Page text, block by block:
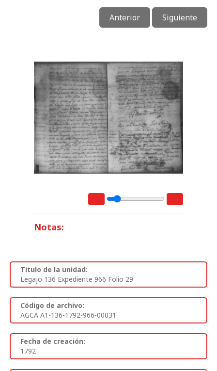
Anterior Siguiente
Notas:
Titulo de la unidad:
Legajo 136 Expediente 966 Folio 29
Código de archivo:
AGCA A1-136-1792-966-00031
Fecha de creación:
1792